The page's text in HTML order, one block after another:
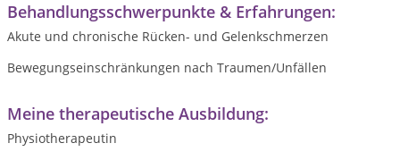
Behandlungsschwerpunkte & Erfahrungen:
Akute und chronische Rücken- und Gelenkschmerzen
Bewegungseinschränkungen nach Traumen/Unfällen
Meine therapeutische Ausbildung:
Physiotherapeutin